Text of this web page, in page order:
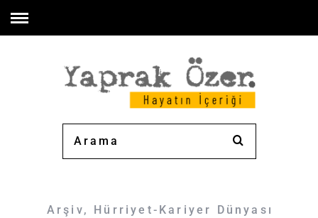
Arşiv, Hürriyet-Kariyer Dünyası